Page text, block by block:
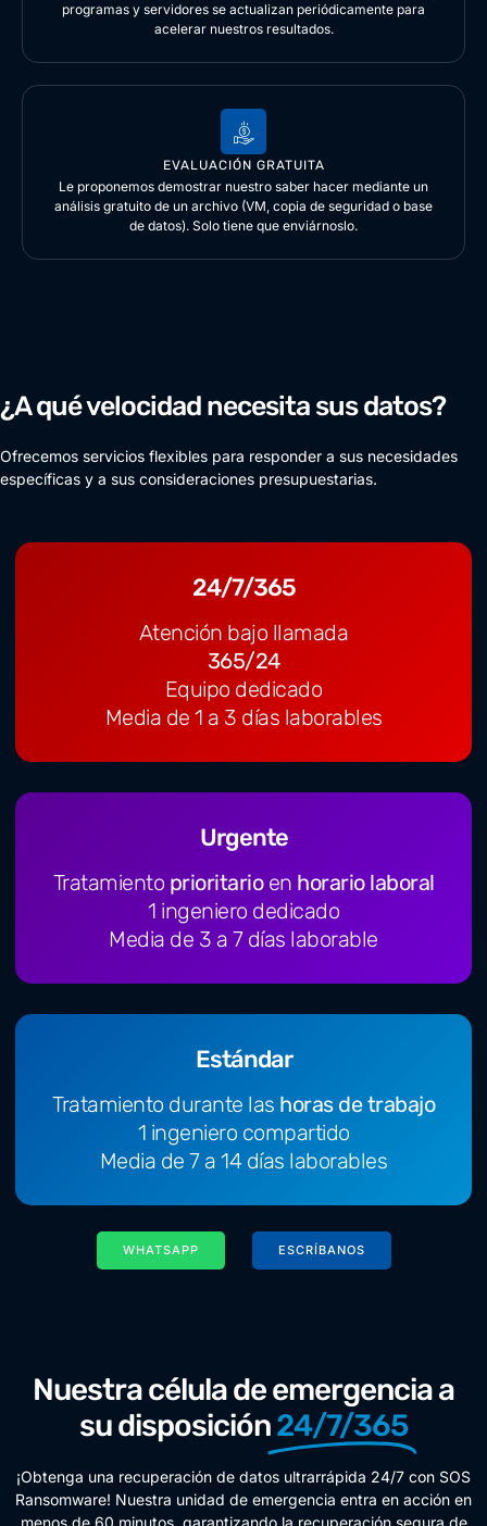
programas y servidores se actualizan periódicamente para
acelerar nuestros resultados.
EVALUACIÓN GRATUITA
Le proponemos demostrar nuestro saber hacer mediante un
análisis gratuito de un archivo (VM, copia de seguridad o base
de datos). Solo tiene que enviárnoslo.
¿A qué velocidad necesita sus datos?
Ofrecemos servicios flexibles para responder a sus necesidades
específicas y a sus consideraciones presupuestarias.
24/7/365
Atención bajo llamada
365/24
Equipo dedicado
Media de 1 a 3 días laborables
Urgente
Tratamiento prioritarioen horario laboral
1 ingeniero dedicado
Media de 3 a 7 días laborable
Estándar
Tratamiento durante las horas de trabajo
1 ingeniero compartido
Media de 7 a 14 días laborables
WHATSAPP ESCRÍBANOS
Nuestra célula de emergencia a
su disposición24/7/365
¡Obtenga una recuperación de datos ultrarrápida 24/7 con SOS
Ransomware! Nuestra unidad de emergencia entra en acción en